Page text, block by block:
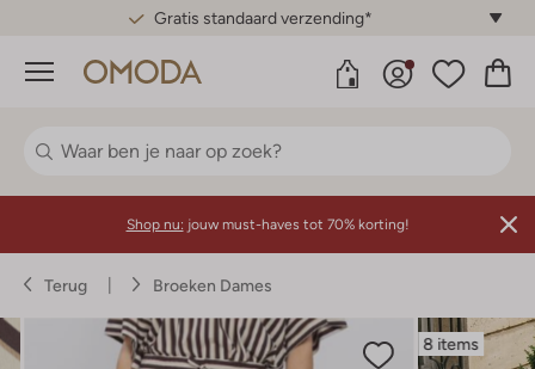
Gratis standaard verzending*
Menu
Shop nu: jouw must-haves tot 70% korting!
Terug Broeken Dames
8 items